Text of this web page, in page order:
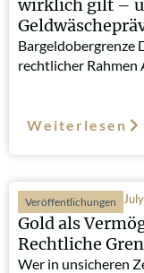
wirklich gilt –
Bargeldobergrenze
rechtlicher Rahmen
Weiterlesen
Veröffentlichungen
Gold als
Rechtliche
Wer in unsicheren